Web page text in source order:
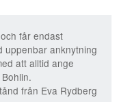
får endast
uppenbar anknytning
att alltid ange
från Eva Rydberg